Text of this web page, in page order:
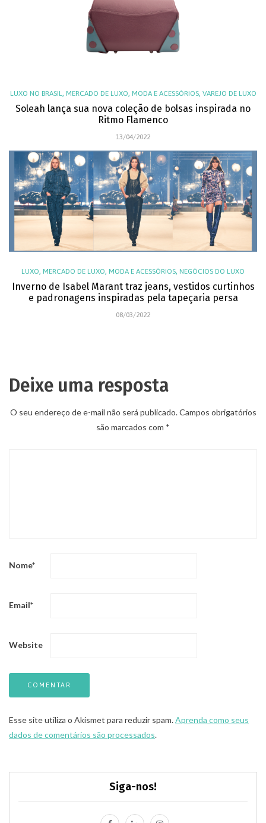
LUXO NO BRASIL, MERCADO DE LUXO, MODA E ACESSÓRIOS, VAREJO DE LUXO
Soleah lança sua nova coleção de bolsas inspirada no
Ritmo Flamenco
13/04/2022
LUXO, MERCADO DE LUXO, MODA E ACESSÓRIOS, NEGÓCIOS DO LUXO
Inverno de Isabel Marant traz jeans, vestidos curtinhos
e padronagens inspiradas pela tapeçaria persa
08/03/2022
Deixe uma resposta
O seu endereço de e-mail não será publicado.Campos obrigatórios
são marcados com *
Nome*
Email*
Website
Esse site utiliza o Akismet para reduzir spam.Aprenda como seus
dados de comentários são processados.
Siga-nos!